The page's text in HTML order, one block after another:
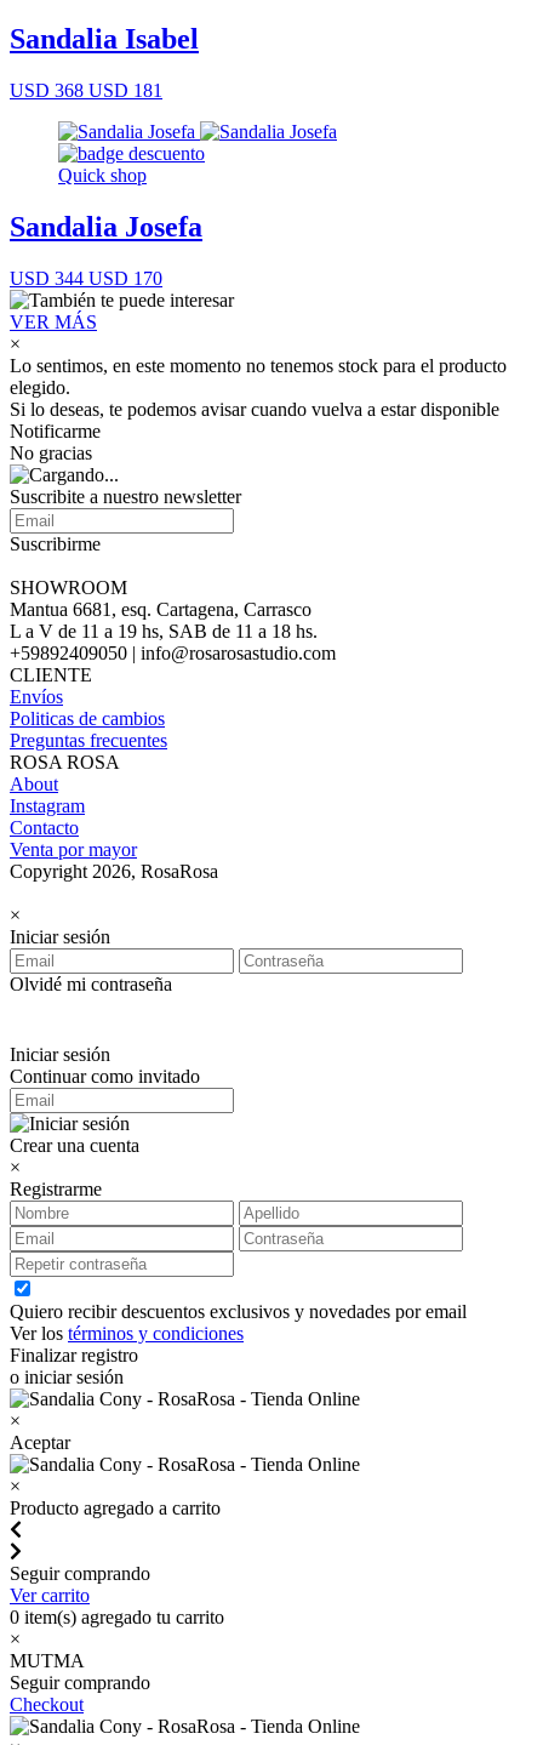
Sandalia Isabel
USD 368 USD 181
Quick shop
Sandalia Josefa
USD 344 USD 170
VER MÁS
×
Lo sentimos, en este momento no tenemos stock para el producto
elegido.
Si lo deseas, te podemos avisar cuando vuelva a estar disponible
Notificarme
No gracias
Suscribite a nuestro newsletter
Suscribirme
SHOWROOM
Mantua 6681, esq. Cartagena, Carrasco
L a V de 11 a 19 hs, SAB de 11 a 18 hs.
+59892409050 | info@rosarosastudio.com
CLIENTE
Envíos
Politicas de cambios
Preguntas frecuentes
ROSA ROSA
About
Instagram
Contacto
Venta por mayor
Copyright 2026, RosaRosa
×
Iniciar sesión
Olvidé mi contraseña
Iniciar sesión
Continuar como invitado
Crear una cuenta
×
Registrarme
Quiero recibir descuentos exclusivos y novedades por email
Ver los términos y condiciones
Finalizar registro
o iniciar sesión
×
Aceptar
×
Producto agregado a carrito
Seguir comprando
Ver carrito
0 item(s) agregado tu carrito
×
MUTMA
Seguir comprando
Checkout